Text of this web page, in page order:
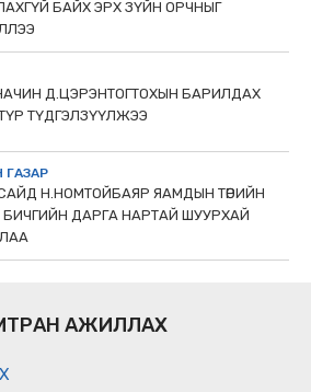
БАЙХ ЭРХ ЗҮЙН ОРЧНЫГ
Д.ЦЭРЭНТОГТОХЫН БАРИЛДАХ
ТҮДГЭЛЗҮҮЛЖЭЭ
ГАЗАР
Н.НОМТОЙБАЯР ЯАМДЫН ТӨРИЙН
ДАРГА НАРТАЙ ШУУРХАЙ
АЖИЛЛАХ